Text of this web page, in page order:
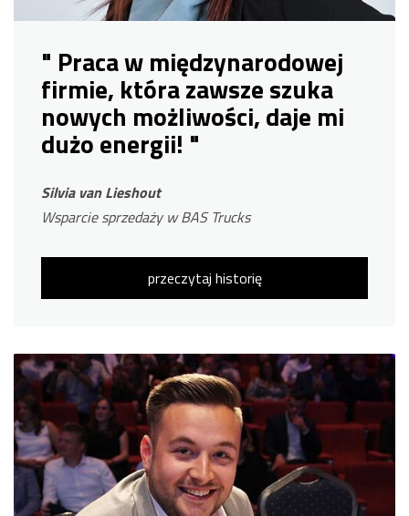
" Praca w międzynarodowej
firmie, która zawsze szuka
nowych możliwości, daje mi
dużo energii! "
Silvia van Lieshout
Wsparcie sprzedaży w BAS Trucks
przeczytaj historię